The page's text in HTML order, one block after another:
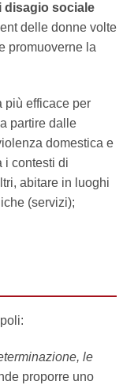
disagio sociale
delle donne volte
promuoverne la
più efficace per
partire dalle
domestica e
i contesti di
abitare in luoghi
(servizi);
le
proporre uno